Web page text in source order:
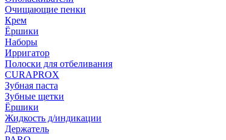
Очищающие пенки
Крем
Ёршики
Наборы
Ирригатор
Полоски для отбеливания
CURAPROX
Зубная паста
Зубные щетки
Ёршики
Жидкость д/индикации
Держатель